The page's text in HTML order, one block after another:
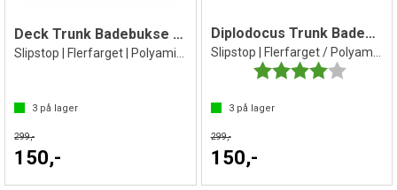
Deck Trunk Badebukse Jr
Slipstop | Flerfarget | Polyamid/Elastan
3 på lager
299,-
150,-
Diplodocus Trunk Badebukse
Karakter:
3på lager
299,-
150,-